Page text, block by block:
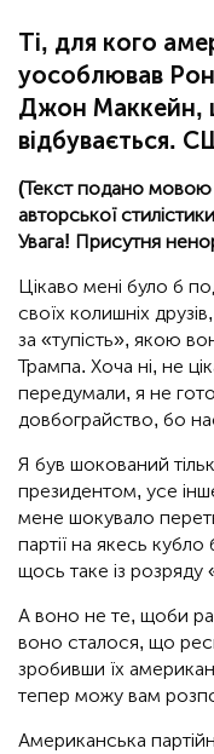
Ті, для кого
уособлював
Джон Маккейн,
відбувається.
(Текст подано мовою
авторської
Увага! Присутня
Цікаво мені було б
своїх колишніх
за «тупість», якою
Трампа. Хоча ні, не
передумали, я не
довбограйство, бо
Я був шокований
президентом, усе
мене шокувало
партії на якесь
щось таке із розряду
А воно не те, щоби
воно сталося, що
зробивши їх
тепер можу вам
Американська